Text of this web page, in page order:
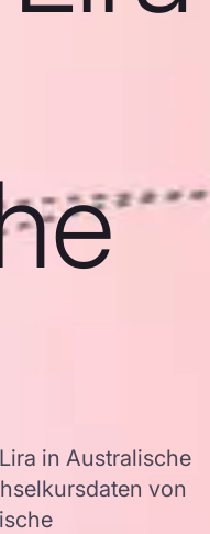
in Australische
von